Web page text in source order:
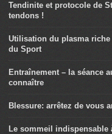
Tendinite et protocole de
tendons !
Utilisation du plasma riche
du Sport
Entraînement – la séance
connaître
Blessure: arrêtez de vous
Le sommeil indispensable